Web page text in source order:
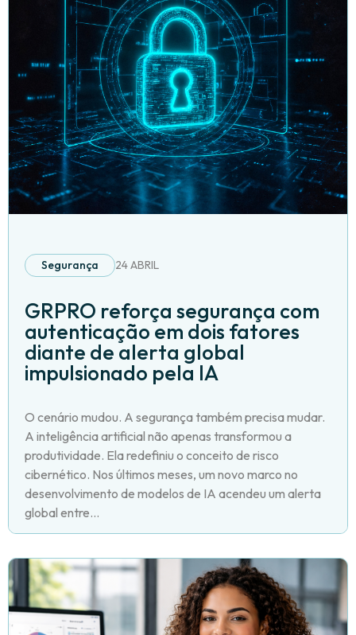
Segurança 24 ABRIL
GRPRO reforça segurança com
autenticação em dois fatores
diante de alerta global
impulsionado pela IA
O cenário mudou. A segurança também precisa mudar.
A inteligência artificial não apenas transformou a
produtividade. Ela redefiniu o conceito de risco
cibernético. Nos últimos meses, um novo marco no
desenvolvimento de modelos de IA acendeu um alerta
global entre...